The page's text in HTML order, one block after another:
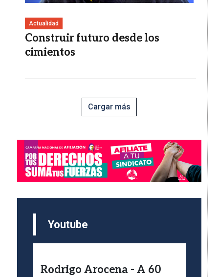
Actualidad
Construir futuro desde los
cimientos
Cargar más
Imagen
Youtube
Rodrigo Arocena - A 60